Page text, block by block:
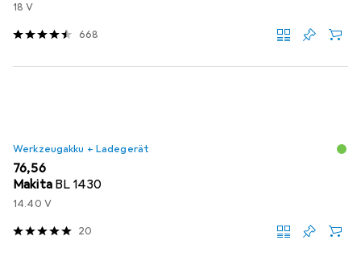
18 V
668
Werkzeugakku + Ladegerät
EUR
76,56
Makita BL 1430
14.40 V
20